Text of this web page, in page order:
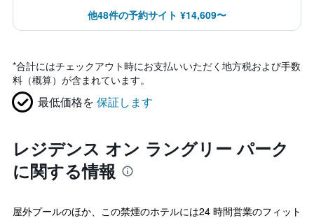
他48件の予約サイト ¥14,609〜
*合計にはチェックアウト時にお支払いいただく地方税および手数
料（概算）が含まれています。
最低価格を 保証します
レジデンス オン ラングリー パーク
に関する情報
屋外プールのほか、この禁煙のホテルには24 時間営業のフィット